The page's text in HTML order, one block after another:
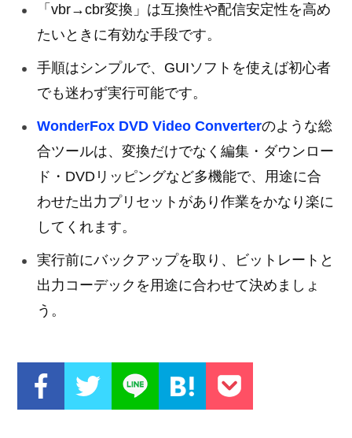
「vbr→cbr変換」は互換性や配信安定性を高め
たいときに有効な手段です。
手順はシンプルで、GUIソフトを使えば初心者
でも迷わず実行可能です。
WonderFox DVD Video Converterのような総
合ツールは、変換だけでなく編集・ダウンロー
ド・DVDリッピングなど多機能で、用途に合
わせた出力プリセットがあり作業をかなり楽に
してくれます。
実行前にバックアップを取り、ビットレートと
出力コーデックを用途に合わせて決めましょ
う。